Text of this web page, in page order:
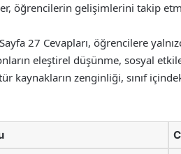
öğrencilerin gelişimlerini takip
Sayfa 27 Cevapları, öğrencilere
eleştirel düşünme, sosyal
kaynakların zenginliği, sınıf